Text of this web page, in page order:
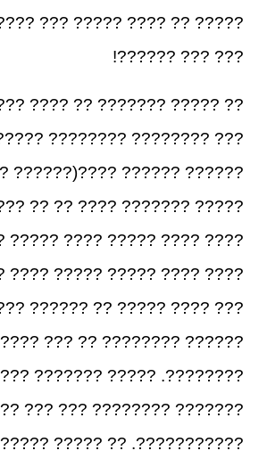
????? ??? ????? ?? ????
??? ??? ??????!
?? ???? ?????? ??????
???????? ?????? ????? ???
????(?????? ???? ????
???? ?? ?? ????? ?? ????
???? ????? ?? ???? ????
????? ????? ???? ??? ????).
????? ?? ?????? ????? ????
?? ??? ?????? ??????
????? ??????? ???????
???????? ??? ??? ???????
?? ????? ????? ??????